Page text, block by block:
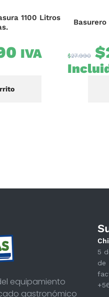
1100 Litros
IVA
$27.990 $
equipamiento
gastronómico
5
de